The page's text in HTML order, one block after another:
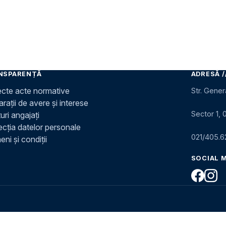
acte normative
de avere și interese
angajați
datelor personale
și condiții
ADRESĂ
Str.
Sector 1,
021/
SOCIAL